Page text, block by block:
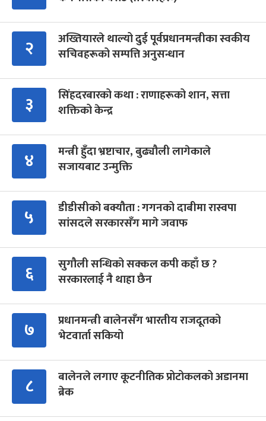
२
अख्तियारले थाल्यो दुई पूर्वप्रधानमन्त्रीका स्वकीय
सचिवहरूको सम्पत्ति अनुसन्धान
३
सिंहदरबारको कथा : राणाहरूको शान, सत्ता
शक्तिको केन्द्र
४
मन्त्री हुँदा भ्रष्टाचार, बुढ्यौली लागेकाले
सजायबाट उन्मुक्ति
५
डीडीसीको बक्यौता : गगनको दाबीमा रास्वपा
सांसदले सरकारसँग मागे जवाफ
६
सुगौली सन्धिको सक्कल कपी कहाँ छ ?
सरकारलाई नै थाहा छैन
७
प्रधानमन्त्री बालेनसँग भारतीय राजदूतको
भेटवार्ता सकियो
८
बालेनले लगाए कूटनीतिक प्रोटोकलको अडानमा
ब्रेक